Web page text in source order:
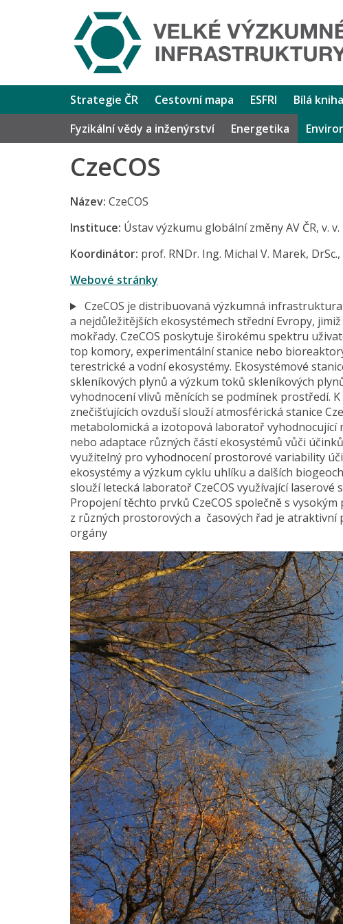
Strategie ČR Cestovní mapa ESFRI Bílá kniha
Fyzikální vědy a inženýrství
Energetika
CzeCOS
Název: CzeCOS
Instituce: Ústav výzkumu globální změny AV ČR, v. v.
Koordinátor: prof. RNDr. Ing. Michal V. Marek, DrSc.,
Webové stránky
CzeCOS je distribuovaná výzkumná
a nejdůležitějších ekosystémech střední Evropy,
mokřady. CzeCOS poskytuje širokému spektru
top komory, experimentální stanice nebo
terestrické a vodní ekosystémy. Ekosystémové
skleníkových plynů a výzkum toků skleníkových
vyhodnocení vlivů měnících se podmínek prostředí.
znečišťujících ovzduší slouží atmosférická stanice
metabolomická a izotopová laboratoř vyhodnocující
nebo adaptace různých částí ekosystémů vůči
využitelný pro vyhodnocení prostorové variability
ekosystémy a výzkum cyklu uhlíku a dalších
slouží letecká laboratoř CzeCOS využívající
Propojení těchto prvků CzeCOS společně s
z různých prostorových a časových řad je
orgány